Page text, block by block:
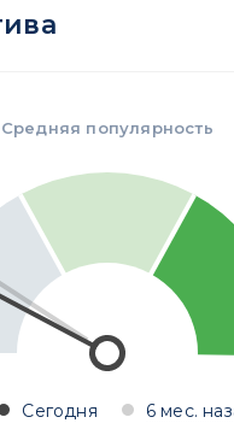
Средняя популярность
Сегодня 6 мес.